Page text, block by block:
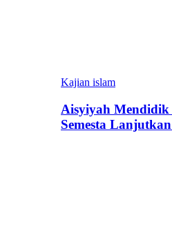
Kajian islam
Aisyiyah Mendidik
Semesta